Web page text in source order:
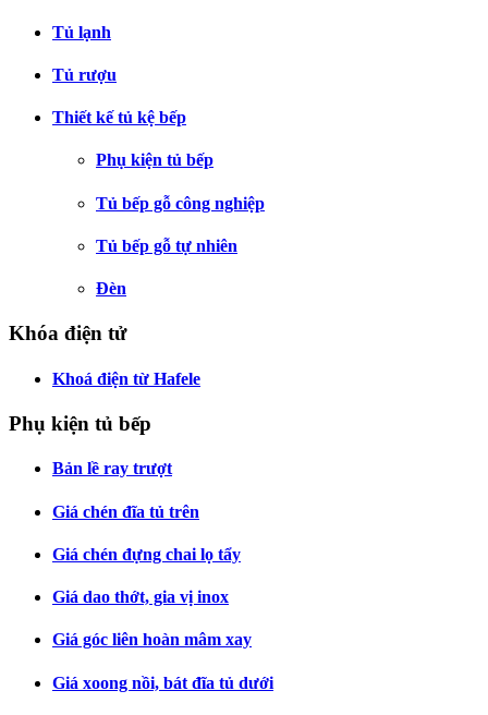
Tủ lạnh
Tủ rượu
Thiết kế tủ kệ bếp
Phụ kiện tủ bếp
Tủ bếp gỗ công nghiệp
Tủ bếp gỗ tự nhiên
Đèn
Khóa điện tử
Khoá điện từ Hafele
Phụ kiện tủ bếp
Bản lề ray trượt
Giá chén đĩa tủ trên
Giá chén đựng chai lọ tẩy
Giá dao thớt, gia vị inox
Giá góc liên hoàn mâm xay
Giá xoong nồi, bát đĩa tủ dưới